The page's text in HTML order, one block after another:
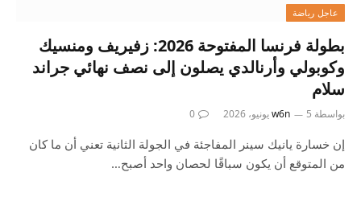
عاجل رياضة
بطولة فرنسا المفتوحة 2026: زفيريف ومنسيك
وكوبولي وأرنالدي يصلون إلى نصف نهائي جراند
سلام
بواسطة w6n 5 يونيو، 2026 0
إن خسارة يانيك سينر المفاجئة في الجولة الثانية تعني أن ما كان
من المتوقع أن يكون سباقًا لحصان واحد أصبح…